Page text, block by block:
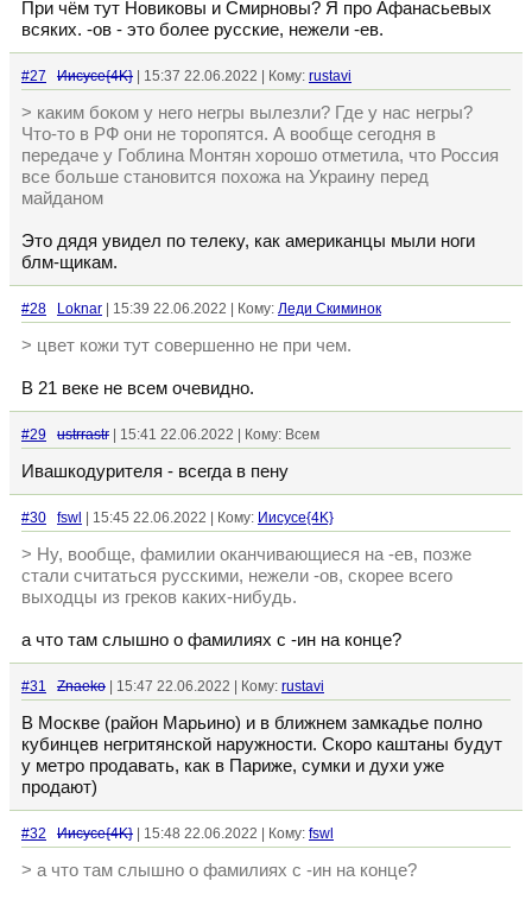
При чём тут Новиковы и Смирновы? Я про Афанасьевых
всяких. -ов - это более русские, нежели -ев.
#27 Иисусе{4K} | 15:37 22.06.2022 | Кому: rustavi
> каким боком у него негры вылезли? Где у нас негры?
Что-то в РФ они не торопятся. А вообще сегодня в
передаче у Гоблина Монтян хорошо отметила, что Россия
все больше становится похожа на Украину перед
майданом
Это дядя увидел по телеку, как американцы мыли ноги
блм-щикам.
#28 Loknar | 15:39 22.06.2022 | Кому: Леди Скиминок
> цвет кожи тут совершенно не при чем.
В 21 веке не всем очевидно.
#29 ustrrastr | 15:41 22.06.2022 | Кому: Всем
Ивашкодурителя - всегда в пену
#30 fswl | 15:45 22.06.2022 | Кому: Иисусе{4K}
> Ну, вообще, фамилии оканчивающиеся на -ев, позже
стали считаться русскими, нежели -ов, скорее всего
выходцы из греков каких-нибудь.
а что там слышно о фамилиях с -ин на конце?
#31 Znaeko | 15:47 22.06.2022 | Кому: rustavi
В Москве (район Марьино) и в ближнем замкадье полно
кубинцев негритянской наружности. Скоро каштаны будут
у метро продавать, как в Париже, сумки и духи уже
продают)
#32 Иисусе{4K} | 15:48 22.06.2022 | Кому: fswl
> а что там слышно о фамилиях с -ин на конце?